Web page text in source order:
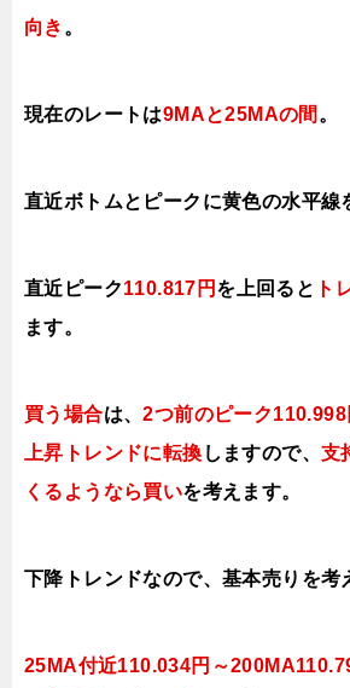
向き 。
現在のレートは9MAと25MAの間 。
直近ボトムとピークに黄色の水平線
直近ピーク110.817円 を上回ると ト
ます。
買う場合は、2つ前のピーク
上昇トレンドに転換 しますので、支
くる ようなら買いを考えます。
下降トレンドなので、基本売りを考
25MA付近110.034円～